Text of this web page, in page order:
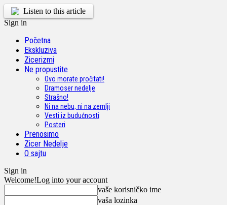
Listen to this article
Sign in
Početna
Ekskluziva
Zicerizmi
Ne propustite
Ovo morate pročitati!
Dramoser nedelje
Strašno!
Ni na nebu, ni na zemlji
Vesti iz budućnosti
Posteri
Prenosimo
Zicer Nedelje
O sajtu
Sign in
Welcome!Log into your account
vaše korisničko ime
vaša lozinka